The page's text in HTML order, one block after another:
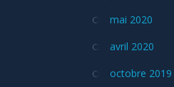
mai 2020
avril 2020
octobre 2019